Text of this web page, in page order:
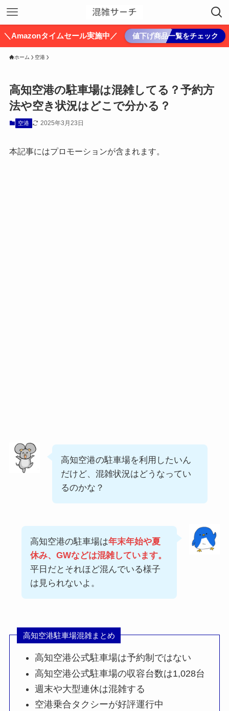
＼Amazonタイムセール実施中／ 値下げ商品一覧をチェック
ホーム 空港
高知空港の駐車場は混雑してる？予約方
法や空き状況はどこで分かる？
空港 2025年3月23日
本記事にはプロモーションが含まれます。
高知空港の駐車場を利用したいん
だけど、混雑状況はどうなってい
るのかな？
高知空港の駐車場は年末年始や夏
休み、GWなどは混雑しています。
平日だとそれほど混んでいる様子
は見られないよ。
高知空港駐車場混雑まとめ
高知空港公式駐車場は予約制ではない
高知空港公式駐車場の収容台数は1,028台
週末や大型連休は混雑する
空港乗合タクシーが好評運行中